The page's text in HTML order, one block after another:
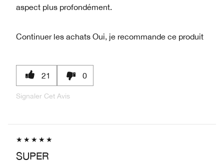
aspect plus profondément.
Continuer les achats Oui, je recommande ce produit
21 0
Signaler Cet Avis
SUPER